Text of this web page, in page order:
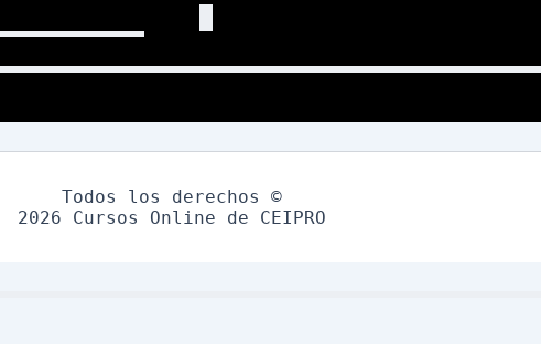
Todos los derechos ©
2026 Cursos Online de CEIPRO